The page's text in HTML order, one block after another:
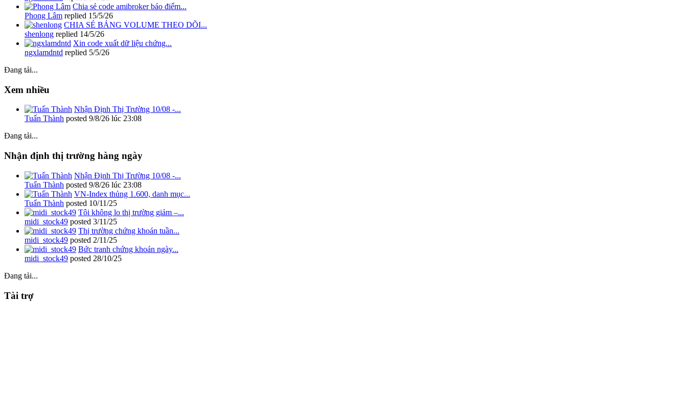
Chia sẻ code amibroker báo điểm...
Phong Lâm replied 15/5/26
CHIA SẺ BẢNG VOLUME THEO DÕI...
shenlong replied 14/5/26
Xin code xuất dữ liệu chứng...
ngxlamdntd replied 5/5/26
Đang tải...
Xem nhiều
Nhận Định Thị Trường 10/08 -...
Tuấn Thành posted 9/8/26 lúc 23:08
Đang tải...
Nhận định thị trường hàng ngày
Nhận Định Thị Trường 10/08 -...
Tuấn Thành posted 9/8/26 lúc 23:08
VN-Index thủng 1.600, danh mục...
Tuấn Thành posted 10/11/25
Tôi không lo thị trường giảm –...
midi_stock49 posted 3/11/25
Thị trường chứng khoán tuần...
midi_stock49 posted 2/11/25
Bức tranh chứng khoán ngày...
midi_stock49 posted 28/10/25
Đang tải...
Tài trợ